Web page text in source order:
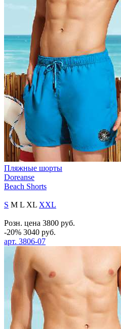
Пляжные шорты
Doreanse
Beach Shorts
S M L XL XXL
Розн. цена 3800 руб.
-20% 3040 руб.
арт. 3806-07